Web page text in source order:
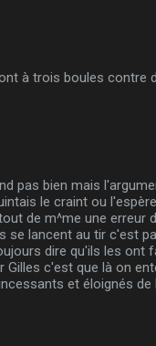
à trois boules contre
pas bien mais
le craint ou
de m^me une erreur
se lancent au tir c'est
dire qu'ils les ont
Gilles c'est que là on
et éloignés de